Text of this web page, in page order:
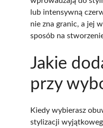
lub intensywną
nie zna granic, a jej
sposób na
Jakie
przy
Kiedy wybierasz
stylizacji